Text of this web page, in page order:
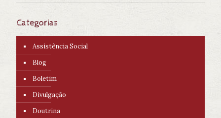
Categorias
Assistência Social
Blog
Boletim
Divulgação
Doutrina